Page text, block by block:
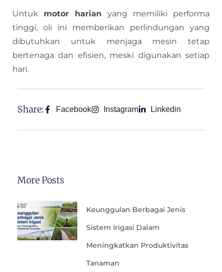
Untuk motor harian yang memiliki performa
tinggi, oli ini memberikan perlindungan yang
dibutuhkan untuk menjaga mesin tetap
bertenaga dan efisien, meski digunakan setiap
hari.
Share: Facebook Instagram Linkedin
More Posts
Keunggulan Berbagai Jenis
Sistem Irigasi Dalam
Meningkatkan Produktivitas
Tanaman